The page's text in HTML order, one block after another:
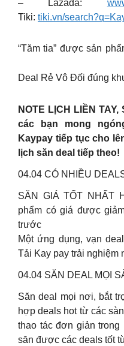
– Lazada:
Tiki: tiki.vn/
“Tăm tia” được sản
Deal Rẻ Vô Đối đúng
NOTE LỊCH LIỀN
các bạn mong
Kaypay tiếp tục cho
lịch săn deal tiếp theo!
04.04 CÓ NHIỀU
SĂN GIÁ TỐT NHẤT
phẩm có giá được
trước
Một ứng dụng, vạn
Tải Kay pay trải nghiệm
04.04 SĂN DEAL MỌI
Săn deal mọi nơi, bắt
hợp deals hot từ các
thao tác đơn giản
săn được các deals tốt